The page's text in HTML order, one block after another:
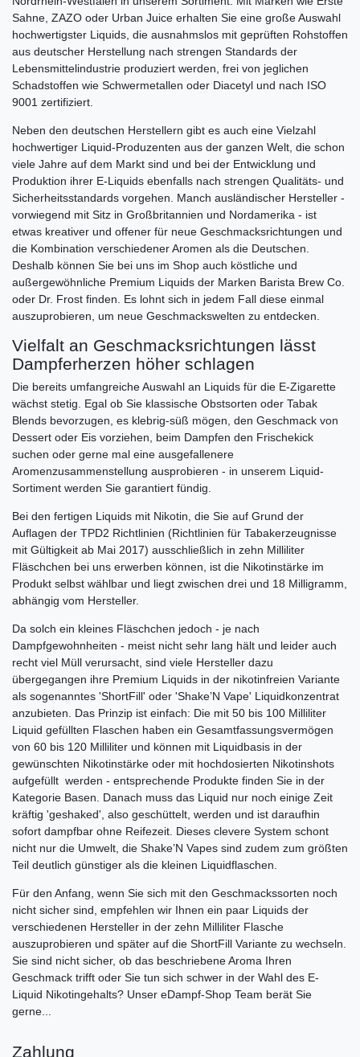
Sahne, ZAZO oder Urban Juice erhalten Sie eine große Auswahl
hochwertigster Liquids, die ausnahmslos mit geprüften Rohstoffen
aus deutscher Herstellung nach strengen Standards der
Lebensmittelindustrie produziert werden, frei von jeglichen
Schadstoffen wie Schwermetallen oder Diacetyl und nach ISO
9001 zertifiziert.
Neben den deutschen Herstellern gibt es auch eine Vielzahl
hochwertiger Liquid-Produzenten aus der ganzen Welt, die schon
viele Jahre auf dem Markt sind und bei der Entwicklung und
Produktion ihrer E-Liquids ebenfalls nach strengen Qualitäts- und
Sicherheitsstandards vorgehen. Manch ausländischer Hersteller -
vorwiegend mit Sitz in Großbritannien und Nordamerika - ist
etwas kreativer und offener für neue Geschmacksrichtungen und
die Kombination verschiedener Aromen als die Deutschen.
Deshalb können Sie bei uns im Shop auch köstliche und
außergewöhnliche Premium Liquids der Marken Barista Brew Co.
oder Dr. Frost finden. Es lohnt sich in jedem Fall diese einmal
auszuprobieren, um neue Geschmackswelten zu entdecken.
Vielfalt an Geschmacksrichtungen lässt
Dampferherzen höher schlagen
Die bereits umfangreiche Auswahl an Liquids für die E-Zigarette
wächst stetig. Egal ob Sie klassische Obstsorten oder Tabak
Blends bevorzugen, es klebrig-süß mögen, den Geschmack von
Dessert oder Eis vorziehen, beim Dampfen den Frischekick
suchen oder gerne mal eine ausgefallenere
Aromenzusammenstellung ausprobieren - in unserem Liquid-
Sortiment werden Sie garantiert fündig.
Bei den fertigen Liquids mit Nikotin, die Sie auf Grund der
Auflagen der TPD2 Richtlinien (Richtlinien für Tabakerzeugnisse
mit Gültigkeit ab Mai 2017) ausschließlich in zehn Milliliter
Fläschchen bei uns erwerben können, ist die Nikotinstärke im
Produkt selbst wählbar und liegt zwischen drei und 18 Milligramm,
abhängig vom Hersteller.
Da solch ein kleines Fläschchen jedoch - je nach
Dampfgewohnheiten - meist nicht sehr lang hält und leider auch
recht viel Müll verursacht, sind viele Hersteller dazu
übergegangen ihre Premium Liquids in der nikotinfreien Variante
als sogenanntes 'ShortFill' oder 'Shake’N Vape' Liquidkonzentrat
anzubieten. Das Prinzip ist einfach: Die mit 50 bis 100 Milliliter
Liquid gefüllten Flaschen haben ein Gesamtfassungsvermögen
von 60 bis 120 Milliliter und können mit Liquidbasis in der
gewünschten Nikotinstärke oder mit hochdosierten Nikotinshots
aufgefüllt werden - entsprechende Produkte finden Sie in der
Kategorie Basen. Danach muss das Liquid nur noch einige Zeit
kräftig 'geshaked', also geschüttelt, werden und ist daraufhin
sofort dampfbar ohne Reifezeit. Dieses clevere System schont
nicht nur die Umwelt, die Shake’N Vapes sind zudem zum größten
Teil deutlich günstiger als die kleinen Liquidflaschen.
Für den Anfang, wenn Sie sich mit den Geschmackssorten noch
nicht sicher sind, empfehlen wir Ihnen ein paar Liquids der
verschiedenen Hersteller in der zehn Milliliter Flasche
auszuprobieren und später auf die ShortFill Variante zu wechseln.
Sie sind nicht sicher, ob das beschriebene Aroma Ihren
Geschmack trifft oder Sie tun sich schwer in der Wahl des E-
Liquid Nikotingehalts? Unser eDampf-Shop Team berät Sie
gerne...
Zahlung